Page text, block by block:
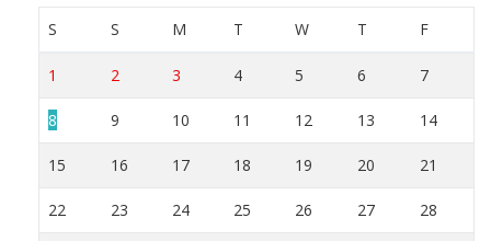
S S M T W T F
1 2 3 4 5 6 7
8 9 10 11 12 13 14
15 16 17 18 19 20 21
22 23 24 25 26 27 28